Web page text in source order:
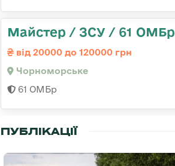
Майстер / ЗСУ / 61 ОМБр
від 20000 до 120000 грн
Чорноморське
61 ОМБр
ПУБЛІКАЦІЇ